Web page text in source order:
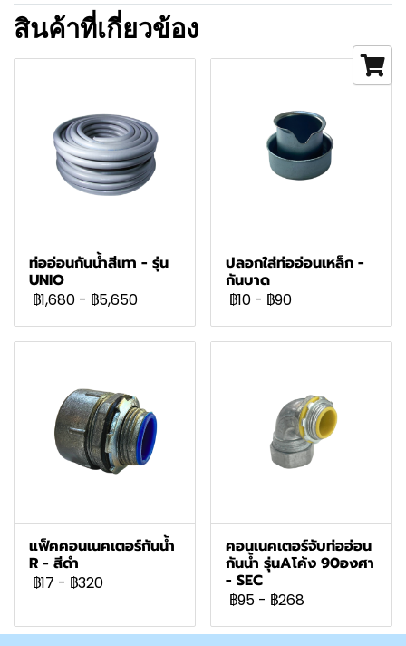
สินค้าที่เกี่ยวข้อง
ท่ออ่อนกันน้ำสีเทา - รุ่น
UNIO
฿1,680 - ฿5,650
ปลอกใส่ท่ออ่อนเหล็ก -
กันบาด
฿10 - ฿90
แฟ็คคอนเนคเตอร์กันน้ำ
R - สีดำ
฿17 - ฿320
คอนเนคเตอร์จับท่ออ่อน
กันน้ำ รุ่นAโค้ง 90องศา
- SEC
฿95 - ฿268